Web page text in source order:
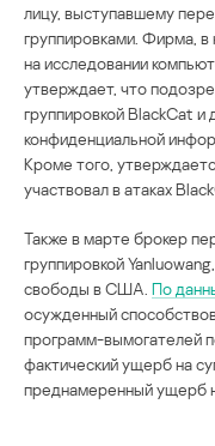
лицу, выступавшему
группировками. Фирма, в
на исследовании
утверждает, что
группировкой BlackCat и
конфиденциальной
Кроме того,
участвовал в атаках
Также в марте брокер
группировкой
свободы в США. По
осужденный
программ-вымогателей
фактический ущерб на
преднамеренный ущерб